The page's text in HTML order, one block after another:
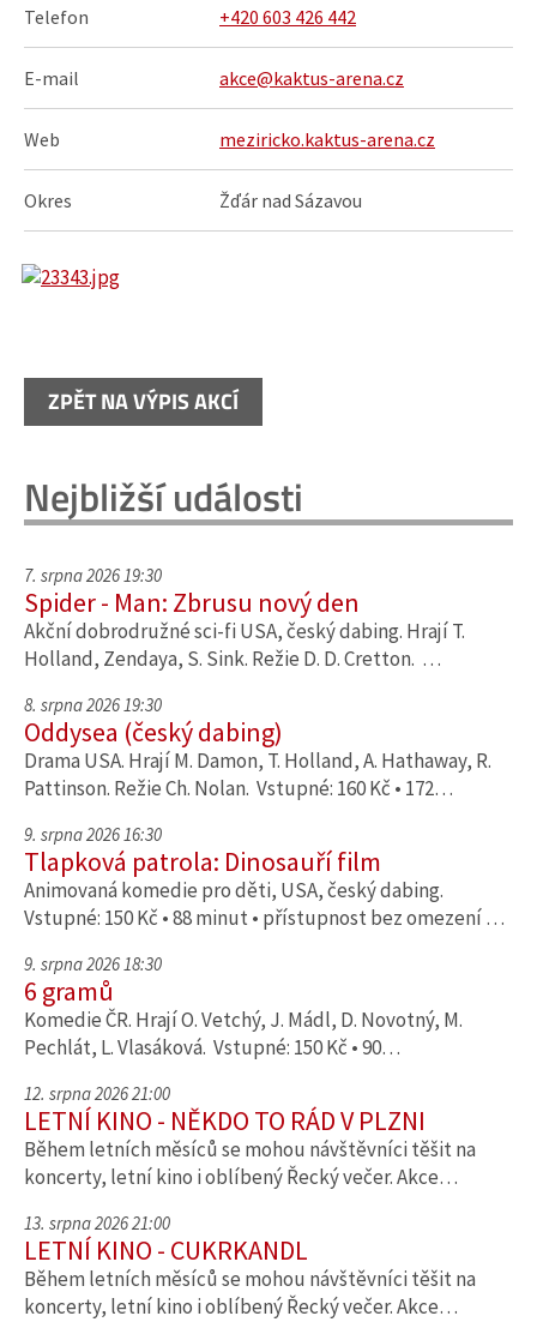
Telefon +420 603 426 442
E-mail akce@kaktus-arena.cz
Web meziricko.kaktus-arena.cz
Okres Žďár nad Sázavou
ZPĚT NA VÝPIS AKCÍ
Nejbližší události
7. srpna 2026 19:30
Spider - Man: Zbrusu nový den
Akční dobrodružné sci-fi USA, český dabing. Hrají T.
Holland, Zendaya, S. Sink. Režie D. D. Cretton. …
8. srpna 2026 19:30
Oddysea (český dabing)
Drama USA. Hrají M. Damon, T. Holland, A. Hathaway, R.
Pattinson. Režie Ch. Nolan. Vstupné: 160 Kč • 172…
9. srpna 2026 16:30
Tlapková patrola: Dinosauří film
Animovaná komedie pro děti, USA, český dabing.
Vstupné: 150 Kč • 88 minut • přístupnost bez omezení …
9. srpna 2026 18:30
6 gramů
Komedie ČR. Hrají O. Vetchý, J. Mádl, D. Novotný, M.
Pechlát, L. Vlasáková. Vstupné: 150 Kč • 90…
12. srpna 2026 21:00
LETNÍ KINO - NĚKDO TO RÁD V PLZNI
Během letních měsíců se mohou návštěvníci těšit na
koncerty, letní kino i oblíbený Řecký večer. Akce…
13. srpna 2026 21:00
LETNÍ KINO - CUKRKANDL
Během letních měsíců se mohou návštěvníci těšit na
koncerty, letní kino i oblíbený Řecký večer. Akce…